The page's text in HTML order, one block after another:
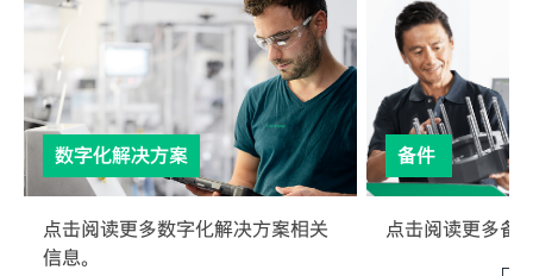
数字化解决方案
点击阅读更多数字化解决方案相关
信息。
备件
点击阅读更多备